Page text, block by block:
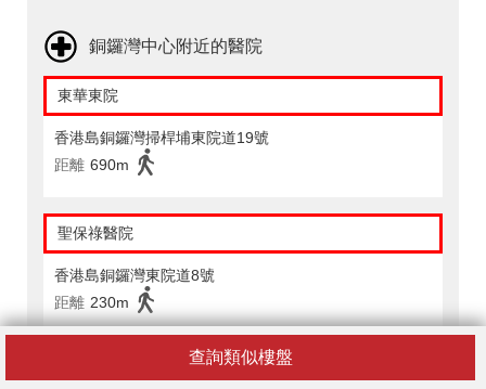
查詢類似樓盤
銅鑼灣中心附近的醫院
東華東院
香港島銅鑼灣掃桿埔東院道19號
距離 690m
聖保祿醫院
香港島銅鑼灣東院道8號
距離 230m